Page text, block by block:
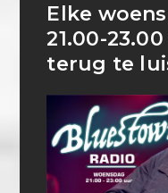
Elke
21.00-
terug te